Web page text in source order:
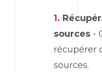
sources -
récupérer
sources.